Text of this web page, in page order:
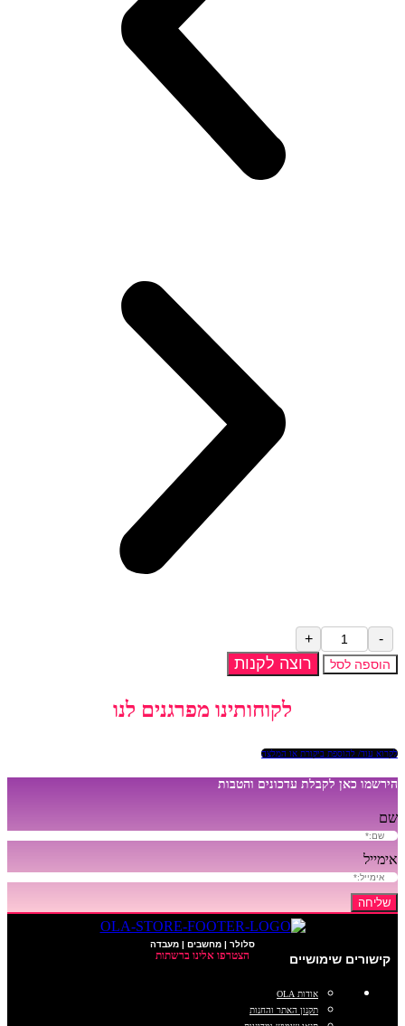
כמות
של
מגב
הוספה לסל רוצה לקנות
לקוחותינו מפרגנים לנו
לקרוא עוד/ להוספת ביקורת או המלצה
הירשמו כאן לקבלת עדכונים והטבות
שם
אימייל
שליחה
סלולר | מחשבים | מעבדה
הצטרפו אלינו ברשתות קישורים שימושיים
אודות OLA
תקנון האתר והחנות